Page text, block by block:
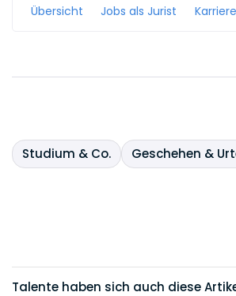
Übersicht Jobs als Jurist Karriere
Studium & Co. Geschehen &
Talente haben sich auch diese